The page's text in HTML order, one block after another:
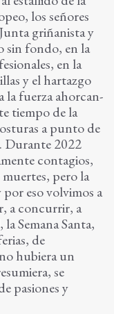
los señores
griñanista y
sin fondo, en la
en la
y el hartazgo
la fuerza ahorcan-
tiempo de la
a punto de
Durante 2022
contagios,
pero la
por eso volvimos a
a concurrir, a
Semana Santa,
de
hubiera un
se
pasiones y